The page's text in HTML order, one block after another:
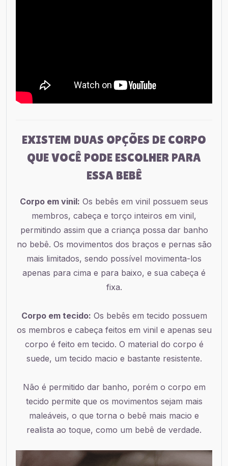
EXISTEM DUAS OPÇÕES DE CORPO
QUE VOCÊ PODE ESCOLHER PARA
ESSA BEBÊ
Corpo em vinil: Os bebês em vinil possuem seus
membros, cabeça e torço inteiros em vinil,
permitindo assim que a criança possa dar banho
no bebê. Os movimentos dos braços e pernas são
mais limitados, sendo possível movimenta-los
apenas para cima e para baixo, e sua cabeça é
fixa.
Corpo em tecido: Os bebês em tecido possuem
os membros e cabeça feitos em vinil e apenas seu
corpo é feito em tecido. O material do corpo é
suede, um tecido macio e bastante resistente.
Não é permitido dar banho, porém o corpo em
tecido permite que os movimentos sejam mais
maleáveis, o que torna o bebê mais macio e
realista ao toque, como um bebê de verdade.